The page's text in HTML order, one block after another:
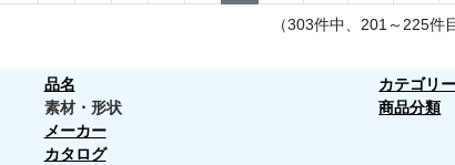
（303件中、201～225件
品名
素材・形状
メーカー
カタログ
カテゴリー
商品分類